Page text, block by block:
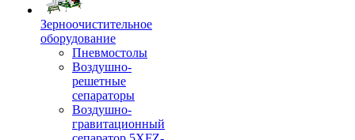
Зерноочистительное
оборудование
Пневмостолы
Воздушно-
решетные
сепараторы
Воздушно-
гравитационный